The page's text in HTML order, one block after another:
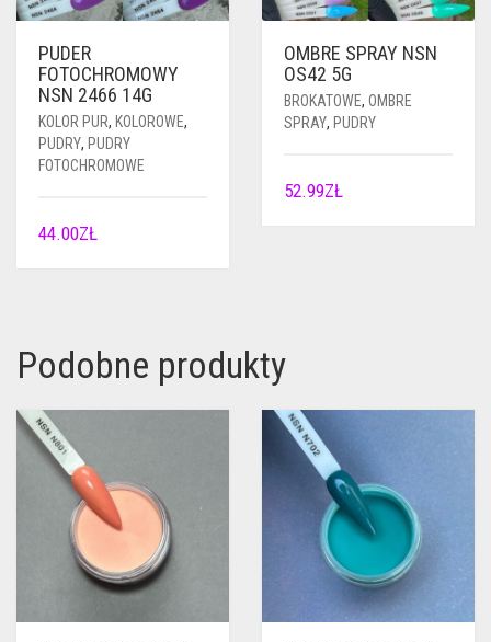
PUDER
FOTOCHROMOWY
NSN 2466 14G
KOLOR PUR, KOLOROWE,
PUDRY, PUDRY
FOTOCHROMOWE
44.00ZŁ
OMBRE SPRAY NSN
OS42 5G
BROKATOWE, OMBRE
SPRAY, PUDRY
52.99ZŁ
Podobne produkty